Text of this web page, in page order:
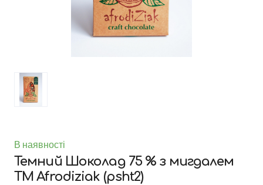
В наявності
Темний Шоколад 75 % з мигдалем
ТМ Afrodiziak (psht2)